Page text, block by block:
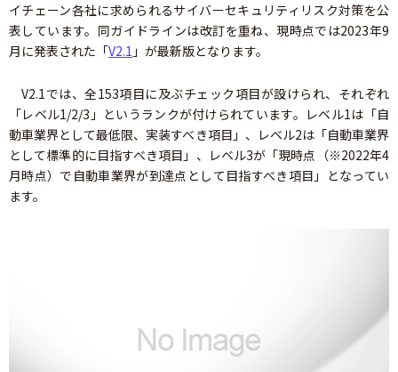
イチェーン各社に求められるサイバーセキュリティリスク対策を公
表しています。同ガイドラインは改訂を重ね、現時点では2023年9
月に発表された「V2.1 」が最新版となります。
V2.1では、全153項目に及ぶチェック項目が設けられ、それぞれ
「レベル1/2/3」というランクが付けられています。レベル1は「自
動車業界として最低限、実装すべき項目」、レベル2は「自動車業界
として標準的に目指すべき項目」、レベル3が「現時点（※2022年4
月時点）で自動車業界が到達点として目指すべき項目」となってい
ます。